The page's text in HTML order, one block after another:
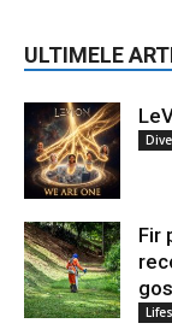
ULTIMELE
Fir